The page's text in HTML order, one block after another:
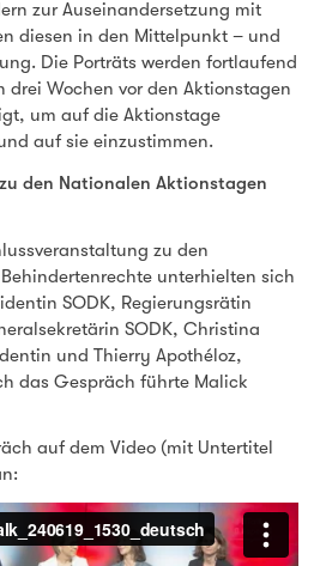
zur Auseinandersetzung mit
diesen in den Mittelpunkt – und
Die Porträts werden fortlaufend
drei Wochen vor den Aktionstagen
um auf die Aktionstage
auf sie einzustimmen.
den Nationalen Aktionstagen
zu den
unterhielten sich
SODK, Regierungsrätin
SODK, Christina
und Thierry Apothéloz,
das Gespräch führte Malick
auf dem Video (mit Untertitel